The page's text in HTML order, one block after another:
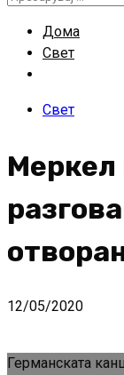
Дома
Свет
Свет
Меркел
12/05/2020
Германската